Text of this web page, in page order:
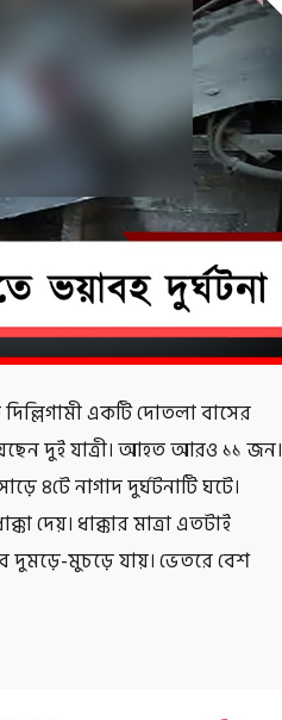
একটি দোতলা বাসের
দুই যাত্রী। আহত আরও ১১ জন।
নাগাদ দুর্ঘটনাটি ঘটে।
দেয়। ধাক্কার মাত্রা এতটাই
দুমড়ে-মুচড়ে যায়। ভেতরে বেশ